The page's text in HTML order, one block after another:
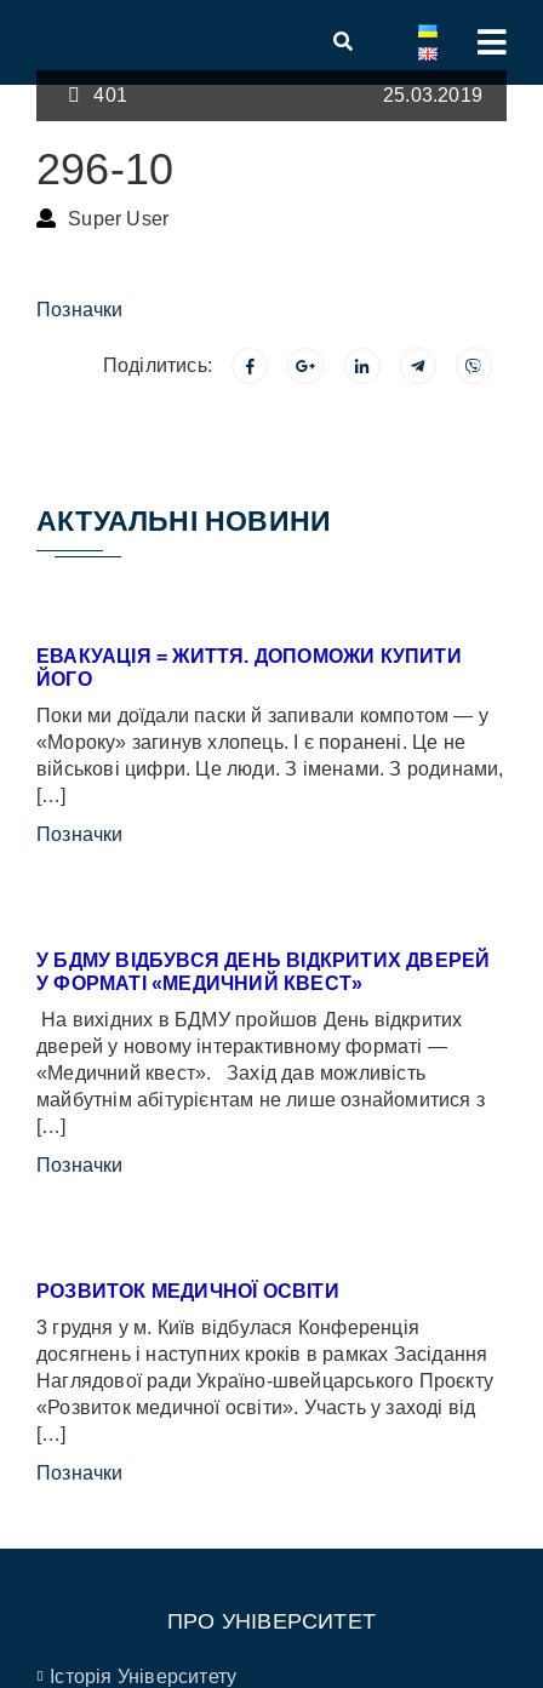
401 25.03.2019
296-10
Super User
Позначки
Поділитись:
АКТУАЛЬНІ НОВИНИ
ЕВАКУАЦІЯ = ЖИТТЯ. ДОПОМОЖИ КУПИТИ
ЙОГО
Поки ми доїдали паски й запивали компотом — у
«Мороку» загинув хлопець. І є поранені. Це не
військові цифри. Це люди. З іменами. З родинами,
[…]
Позначки
У БДМУ ВІДБУВСЯ ДЕНЬ ВІДКРИТИХ ДВЕРЕЙ
У ФОРМАТІ «МЕДИЧНИЙ КВЕСТ»
На вихідних в БДМУ пройшов День відкритих
дверей у новому інтерактивному форматі —
«Медичний квест». Захід дав можливість
майбутнім абітурієнтам не лише ознайомитися з
[…]
Позначки
РОЗВИТОК МЕДИЧНОЇ ОСВІТИ
3 грудня у м. Київ відбулася Конференція
досягнень і наступних кроків в рамках Засідання
Наглядової ради Україно-швейцарського Проєкту
«Розвиток медичної освіти». Участь у заході від
[…]
Позначки
ПРО УНІВЕРСИТЕТ
Історія Університету